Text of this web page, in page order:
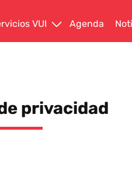
VUI Abrir submenu
Agenda
privacidad